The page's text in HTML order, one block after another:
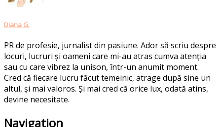
Diana G.
PR de profesie, jurnalist din pasiune. Ador să scriu despre
locuri, lucruri și oameni care mi-au atras cumva atenția
sau cu care vibrez la unison, într-un anumit moment.
Cred că fiecare lucru făcut temeinic, atrage după sine un
altul, și mai valoros. Și mai cred că orice lux, odată atins,
devine necesitate.
Post
Navigation